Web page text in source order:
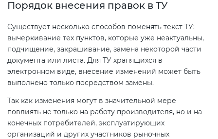
Порядок внесения правок в ТУ
Существует несколько способов поменять текст ТУ:
вычеркивание тех пунктов, которые уже неактуальны,
подчищение, закрашивание, замена некоторой части
документа или листа. Для ТУ хранящихся в
электронном виде, внесение изменений может быть
выполнено только посредством замены.
Так как изменения могут в значительной мере
повлиять не только на работу производителя, но и на
конечных потребителей, эксплуатирующих
организаций и других участников рыночных
Действующие технические